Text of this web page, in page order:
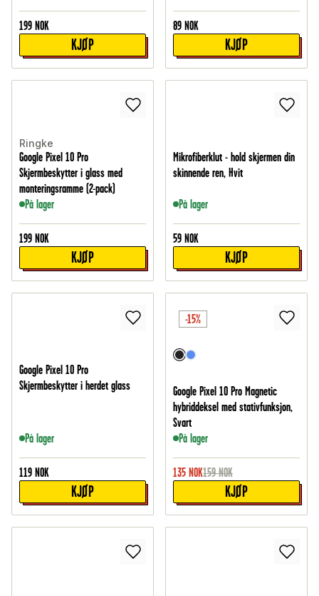
199 NOK
KJØP
89 NOK
KJØP
Ringke
Google Pixel 10 Pro
Skjermbeskytter i glass med
monteringsramme (2-pack)
På lager
199 NOK
KJØP
Mikrofiberklut - hold skjermen din
skinnende ren, Hvit
På lager
59 NOK
KJØP
Google Pixel 10 Pro
Skjermbeskytter i herdet glass
På lager
119 NOK
KJØP
-15%
Google Pixel 10 Pro Magnetic
hybriddeksel med stativfunksjon,
Svart
På lager
135 NOK159 NOK
KJØP